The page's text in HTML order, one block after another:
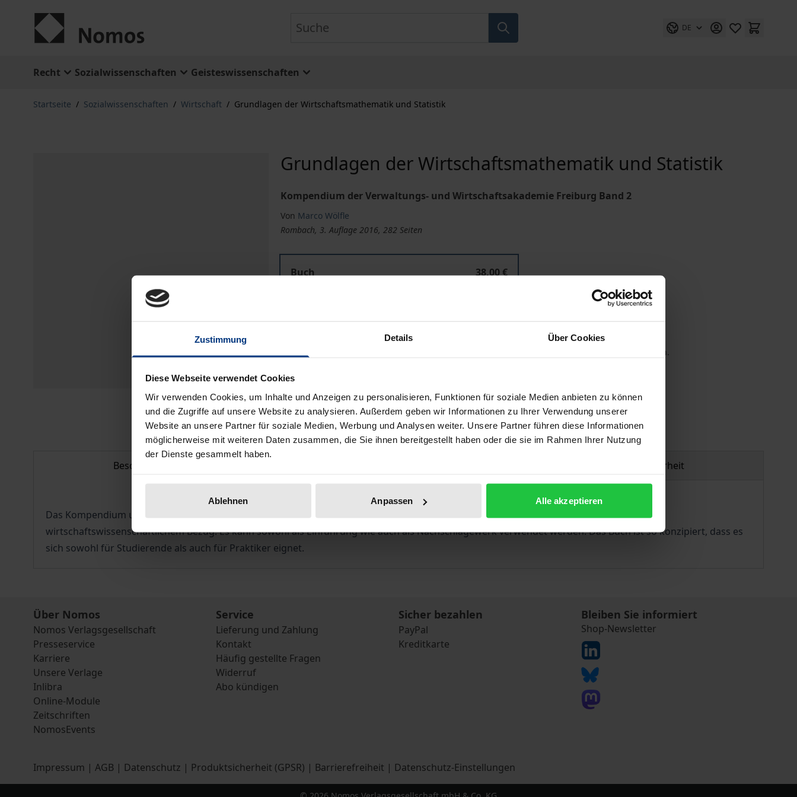
Zustimmung Details Über Cookies
Diese Webseite verwendet Cookies
Wir verwenden Cookies, um Inhalte und Anzeigen zu personalisieren, Funktionen für soziale Medien anbieten zu können
und die Zugriffe auf unsere Website zu analysieren. Außerdem geben wir Informationen zu Ihrer Verwendung unserer
Website an unsere Partner für soziale Medien, Werbung und Analysen weiter. Unsere Partner führen diese Informationen
möglicherweise mit weiteren Daten zusammen, die Sie ihnen bereitgestellt haben oder die sie im Rahmen Ihrer Nutzung
der Dienste gesammelt haben.
Ablehnen Anpassen Alle akzeptieren
DE
Recht Sozialwissenschaften Geisteswissenschaften
Startseite / Sozialwissenschaften / Wirtschaft / Grundlagen der Wirtschaftsmathematik und Statistik
Grundlagen der Wirtschaftsmathematik und Statistik
Kompendium der Verwaltungs- und Wirtschaftsakademie Freiburg Band 2
Von Marco Wölfle
Rombach, 3. Auflage 2016, 282 Seiten
Buch
38,00 €
Preisangaben inkl. MwSt. Abhängig von der Lieferadresse kann die MwSt. an der Kasse variieren.
Hinweise zu Versandkosten
Beschreibung Produktsicherheit
Das Kompendium umfasst die wesentlichen Teile der mathematischen und statistischen Grundausbildung der Studiengänge mit
wirtschaftswissenschaftlichem Bezug. Es kann sowohl als Einführung wie auch als Nachschlagewerk verwendet werden. Das Buch ist so konzipiert, dass es
sich sowohl für Studierende als auch für Praktiker eignet.
Über Nomos
Nomos Verlagsgesellschaft
Presseservice
Karriere
Unsere Verlage
Inlibra
Online-Module
Zeitschriften
NomosEvents
Service
Lieferung und Zahlung
Kontakt
Häufig gestellte Fragen
Widerruf
Abo kündigen
Sicher bezahlen
PayPal
Kreditkarte
Bleiben Sie informiert
Shop-Newsletter
Impressum | AGB | Datenschutz | Produktsicherheit (GPSR) | Barrierefreiheit | Datenschutz-Einstellungen